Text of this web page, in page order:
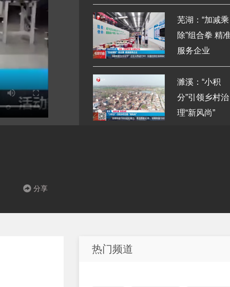
芜湖：“加减乘
除”组合拳 精
服务企业
濉溪：“小积
分”引领乡村治
理“新风尚”
分享
热门频道